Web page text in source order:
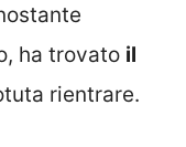
ha trovato il
rientrare.